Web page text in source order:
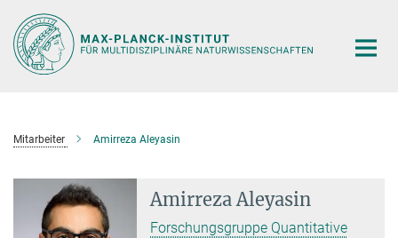
Hauptinhalt
Mitarbeiter Amirreza Aleyasin
Amirreza Aleyasin
Forschungsgruppe Quantitative